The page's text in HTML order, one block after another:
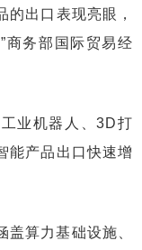
出口表现亮眼，
商务部国际贸易经
业机器人、3D打
能产品出口快速增
算力基础设施、